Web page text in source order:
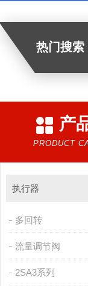
热门搜索
产
PRODUCT
执行器
多回转
流量调节阀
2SA3系列